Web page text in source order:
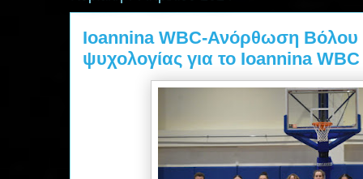
Ioannina WBC-Ανόρθωση Βόλου
ψυχολογίας για το Ioannina WBC